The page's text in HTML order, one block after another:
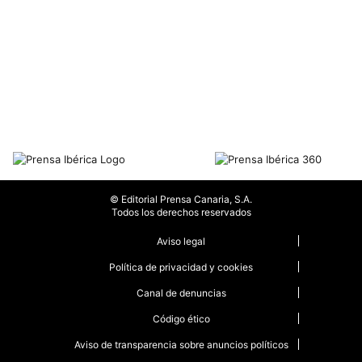
© Editorial Prensa Canaria, S.A.
Todos los derechos reservados
Aviso legal
Política de privacidad y cookies
Canal de denuncias
Código ético
Aviso de transparencia sobre anuncios políticos